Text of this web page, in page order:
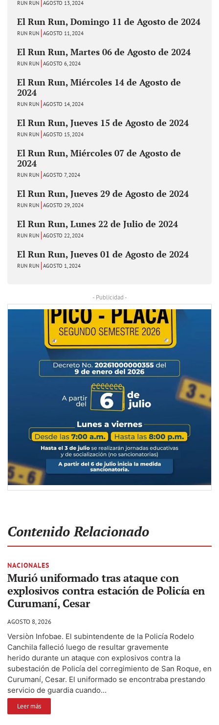
RUN RUN AGOSTO 13, 2024
El Run Run, Domingo 11 de Agosto de 2024
RUN RUN AGOSTO 11, 2024
El Run Run, Martes 06 de Agosto de 2024
RUN RUN AGOSTO 6, 2024
El Run Run, Miércoles 14 de Agosto de
2024
RUN RUN AGOSTO 14, 2024
El Run Run, Jueves 15 de Agosto de 2024
RUN RUN AGOSTO 15, 2024
El Run Run, Miércoles 07 de Agosto de
2024
RUN RUN AGOSTO 7, 2024
El Run Run, Jueves 29 de Agosto de 2024
RUN RUN AGOSTO 29, 2024
El Run Run, Lunes 22 de Julio de 2024
RUN RUN AGOSTO 22, 2024
El Run Run, Jueves 01 de Agosto de 2024
RUN RUN AGOSTO 1, 2024
- Publicidad -
Contenido Relacionado
NACIONALES
Murió uniformado tras ataque con
explosivos contra estación de Policía en
Curumaní, Cesar
AGOSTO 8, 2026
Versiòn Infobae. El subintendente de la Policía Rodelo
Canchila falleció luego de resultar gravemente
herido durante un ataque con explosivos contra la
subestación de Policía del corregimiento de San Roque, en
Curumaní, Cesar. El uniformado se encontraba prestando
servicio de guardia cuando...
Leer más